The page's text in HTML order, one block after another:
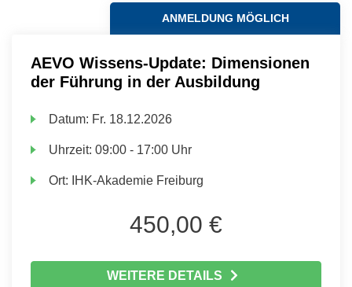
ANMELDUNG MÖGLICH
AEVO Wissens-Update: Dimensionen
der Führung in der Ausbildung
Datum: Fr. 18.12.2026
Uhrzeit:09:00 - 17:00 Uhr
Ort: IHK-Akademie Freiburg
450,00 €
WEITERE DETAILS